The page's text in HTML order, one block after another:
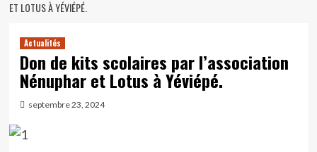
ET LOTUS À YÉVIÉPÉ.
Actualités
Don de kits scolaires par l’association
Nénuphar et Lotus à Yéviépé.
septembre 23, 2024